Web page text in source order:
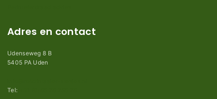
Adres en contact
Udenseweg 8 B
5405 PA Uden
Tel: